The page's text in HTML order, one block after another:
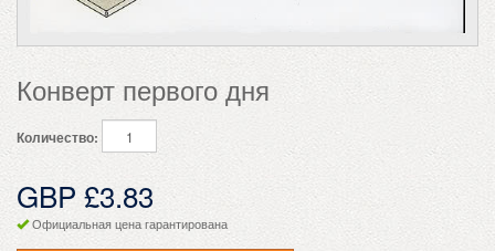
Конверт первого дня
Количество:
GBP £3.83
Официальная цена гарантирована